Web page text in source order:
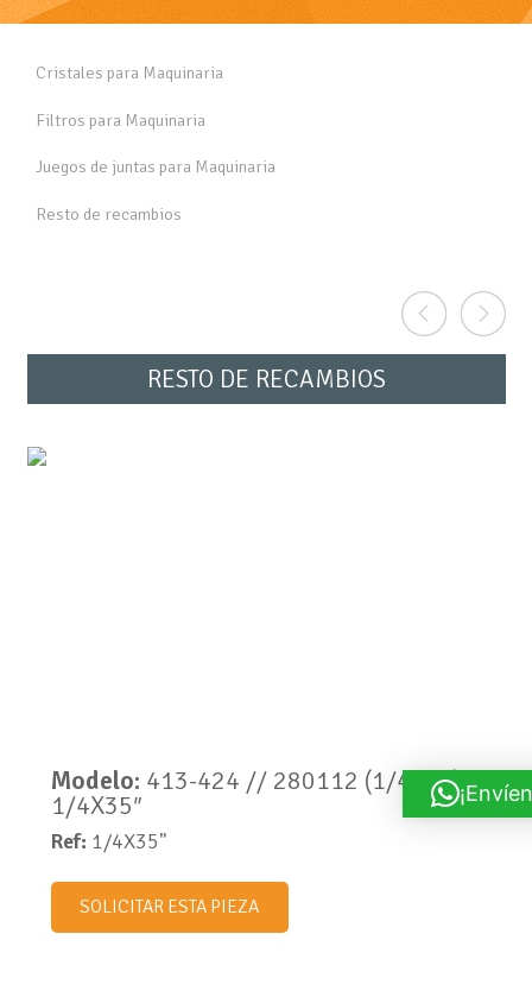
Cristales para Maquinaria
Filtros para Maquinaria
Juegos de juntas para Maquinaria
Resto de recambios
RESTO DE RECAMBIOS
Modelo: 413-424 // 280112 (1/4X35)
1/4X35″
Ref: 1/4X35"
SOLICITAR ESTA PIEZA